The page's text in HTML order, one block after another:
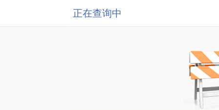
正在查询中